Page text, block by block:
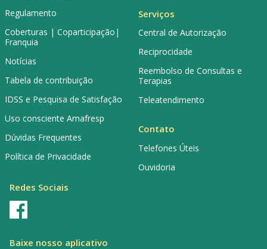
Regulamento
Coberturas | Coparticipação|
Franquia
Notícias
Tabela de contribuição
IDSS e Pesquisa de Satisfação
Uso consciente Amafresp
Dúvidas Frequentes
Política de Privacidade
Serviços
Central de Autorização
Reciprocidade
Reembolso de Consultas e
Terapias
Teleatendimento
Contato
Telefones Úteis
Ouvidoria
Redes Sociais
Baixe nosso aplicativo